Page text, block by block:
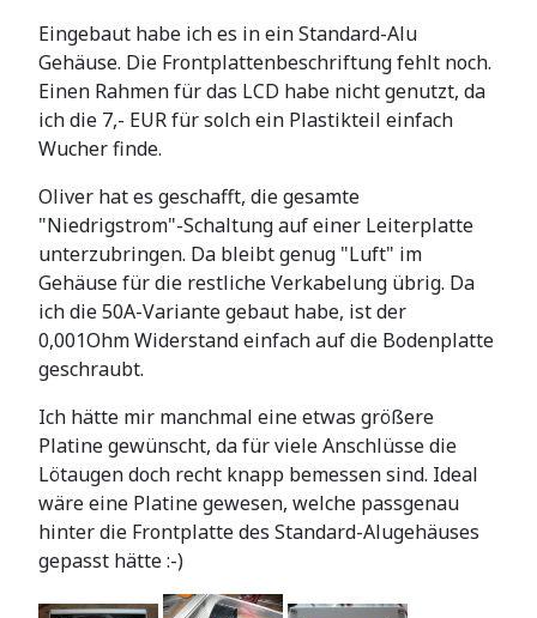
Eingebaut habe ich es in ein Standard-Alu
Gehäuse. Die Frontplattenbeschriftung fehlt noch.
Einen Rahmen für das LCD habe nicht genutzt, da
ich die 7,- EUR für solch ein Plastikteil einfach
Wucher finde.
Oliver hat es geschafft, die gesamte
"Niedrigstrom"-Schaltung auf einer Leiterplatte
unterzubringen. Da bleibt genug "Luft" im
Gehäuse für die restliche Verkabelung übrig. Da
ich die 50A-Variante gebaut habe, ist der
0,001Ohm Widerstand einfach auf die Bodenplatte
geschraubt.
Ich hätte mir manchmal eine etwas größere
Platine gewünscht, da für viele Anschlüsse die
Lötaugen doch recht knapp bemessen sind. Ideal
wäre eine Platine gewesen, welche passgenau
hinter die Frontplatte des Standard-Alugehäuses
gepasst hätte :-)